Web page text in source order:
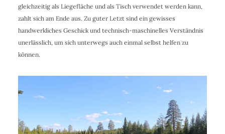
gleichzeitig als Liegefläche und als Tisch verwendet werden kann,
zahlt sich am Ende aus. Zu guter Letzt sind ein gewisses
handwerkliches Geschick und technisch-maschinelles Verständnis
unerlässlich, um sich unterwegs auch einmal selbst helfen zu
können.